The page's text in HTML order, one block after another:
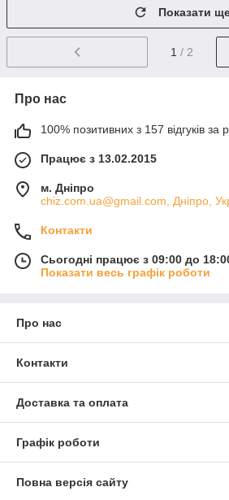
Показати
1 / 2
Про нас
100% позитивних з 157 відгуків за
Працює з 13.02.2015
м. Дніпро
chiz.com.ua@gmail.com, Дніпро,
Контакти
Сьогодні працює з 09:00 до
Показати весь графік роботи
Про нас
Контакти
Доставка та оплата
Графік роботи
Повна версія сайту